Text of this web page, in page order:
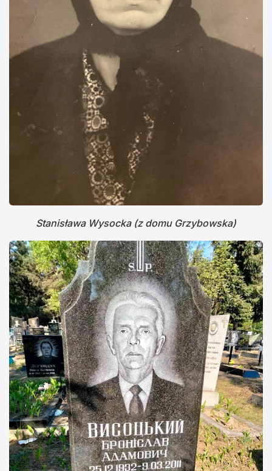
Stanisława Wysocka (z domu Grzybowska)